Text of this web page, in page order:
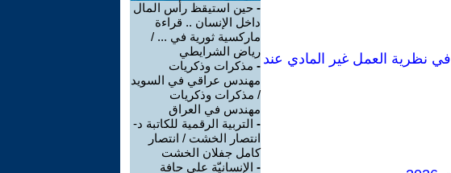
نظرية العمل غير المادي عند
- حين استيقظ رأس المال
داخل الإنسان .. قراءة
ماركسية ثورية في ... /
رياض الشرايطي
- مذكرات وذكريات
مهندس عراقي في السويد
/ مذكرات وذكريات
مهندس في العراق
- التربية الرقمية للكاتبة د-
انتصار الخشت / انتصار
كامل جفلان الخشت
- الإنسانيّة على حافة